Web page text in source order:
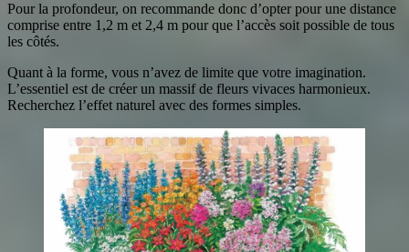
Pour la profondeur, on recommande donc d’opter pour une distance
comprise entre 1,2 m et 2,4 m pour que l’accès soit possible de tous
les côtés.
Quant à la forme, vous n’avez de limite que votre imagination.
L’essentiel est de créer un massif de fleurs vivaces harmonieux.
Recherchez l’effet naturel avec des formes simples.